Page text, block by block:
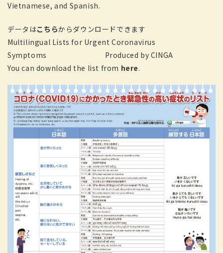
Vietnamese, and Spanish.
データはこちらからダウンロードできます
Multilingual Lists for Urgent Coronavirus
Symptoms Produced by CINGA
You can download the list from here.